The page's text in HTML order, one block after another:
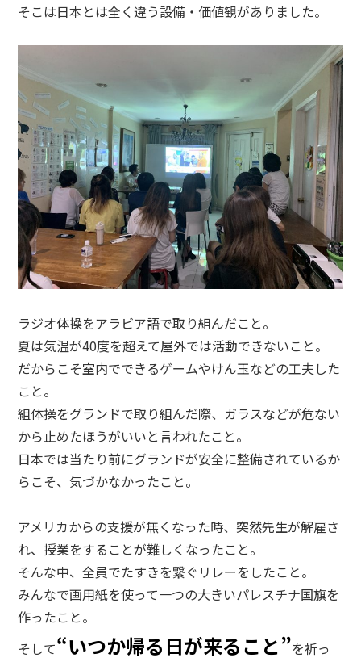
そこは日本とは全く違う設備・価値観がありました。
ラジオ体操をアラビア語で取り組んだこと。
夏は気温が40度を超えて屋外では活動できないこと。
だからこそ室内でできるゲームやけん玉などの工夫した
こと。
組体操をグランドで取り組んだ際、ガラスなどが危ない
から止めたほうがいいと言われたこと。
日本では当たり前にグランドが安全に整備されているか
らこそ、気づかなかったこと。
アメリカからの支援が無くなった時、突然先生が解雇さ
れ、授業をすることが難しくなったこと。
そんな中、全員でたすきを繋ぐリレーをしたこと。
みんなで画用紙を使って一つの大きいパレスチナ国旗を
作ったこと。
そして“いつか帰る日が来ること”を祈っ